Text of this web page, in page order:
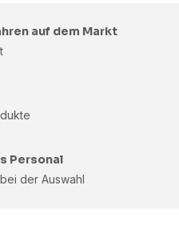
auf dem Markt
Personal
der Auswahl